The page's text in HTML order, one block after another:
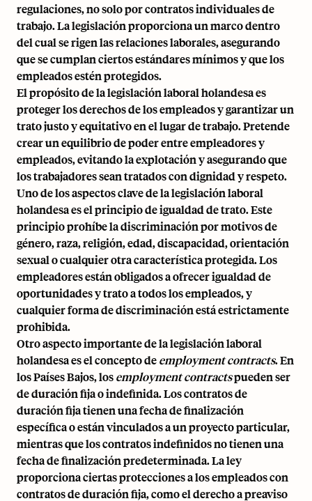
regulaciones, no solo por contratos individuales de
trabajo. La legislación proporciona un marco dentro
del cual se rigen las relaciones laborales, asegurando
que se cumplan ciertos estándares mínimos y que los
empleados estén protegidos.
El propósito de la legislación laboral holandesa es
proteger los derechos de los empleados y garantizar un
trato justo y equitativo en el lugar de trabajo. Pretende
crear un equilibrio de poder entre empleadores y
empleados, evitando la explotación y asegurando que
los trabajadores sean tratados con dignidad y respeto.
Uno de los aspectos clave de la legislación laboral
holandesa es el principio de igualdad de trato. Este
principio prohíbe la discriminación por motivos de
género, raza, religión, edad, discapacidad, orientación
sexual o cualquier otra característica protegida. Los
empleadores están obligados a ofrecer igualdad de
oportunidades y trato a todos los empleados, y
cualquier forma de discriminación está estrictamente
prohibida.
Otro aspecto importante de la legislación laboral
holandesa es el concepto deemployment contracts. En
los Países Bajos, losemployment contractspueden ser
de duración fija o indefinida. Los contratos de
duración fija tienen una fecha de finalización
específica o están vinculados a un proyecto particular,
mientras que los contratos indefinidos no tienen una
fecha de finalización predeterminada. La ley
proporciona ciertas protecciones a los empleados con
contratos de duración fija, como el derecho a preaviso